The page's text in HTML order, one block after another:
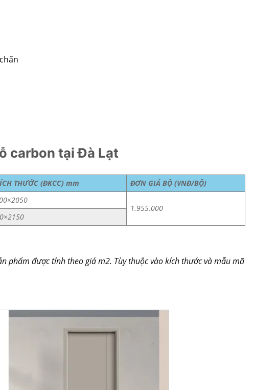
carbon tại Đà Lạt
THƯỚC (ĐKCC) mm ĐƠN GIÁ BỘ (VNĐ/BỘ)
1.955.000
phẩm được tính theo giá m2. Tùy thuộc vào kích thước và mẫu mã